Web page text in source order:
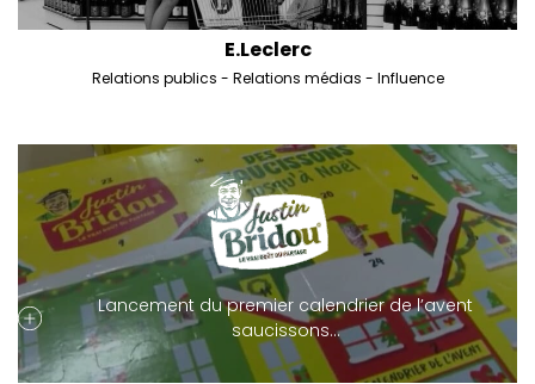
E.Leclerc
Relations publics Relations médias Influence
Lancement du premier calendrier de l’avent
saucissons…